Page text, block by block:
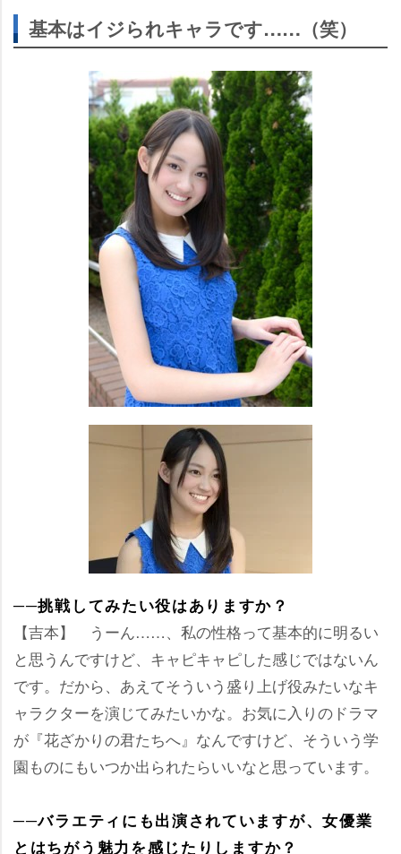
基本はイジられキャラです……（笑）
──挑戦してみたい役はありますか？
【吉本】 うーん……、私の性格って基本的に明るい
と思うんですけど、キャピキャピした感じではないん
です。だから、あえてそういう盛り上げ役みたいなキ
ャラクターを演じてみたいかな。お気に入りのドラマ
が『花ざかりの君たちへ』なんですけど、そういう学
園ものにもいつか出られたらいいなと思っています。
──バラエティにも出演されていますが、女優業
とはちがう魅力を感じたりしますか？